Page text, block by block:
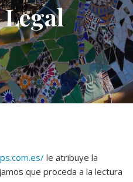
le atribuye la
que proceda a la lectura